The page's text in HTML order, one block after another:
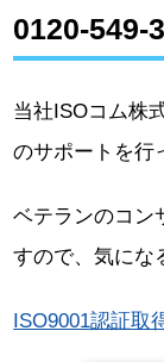
0120-549-
当社ISOコム株
のサポートを行
ベテランのコン
すので、気にな
ISO9001認証取